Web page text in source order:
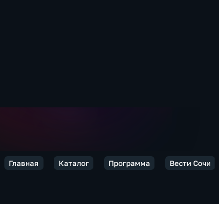
Главная Каталог Программа Вести Сочи